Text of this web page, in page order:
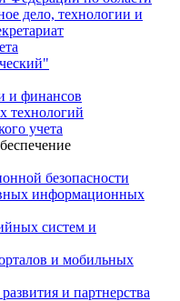
дело, технологии и
и финансов
технологий
учета
безопасности
информационных
систем и
и мобильных
и партнерства